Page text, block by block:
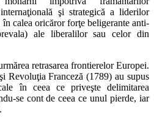
şi strategică a liderilor
calea oricăror forţe beligerante anti-
ale liberalilor sau celor din
retrasarea frontierelor Europei.
Revoluţia Franceză (1789) au supus
în ceea ce priveşte delimitarea
se cont de ceea ce unul pierde, iar